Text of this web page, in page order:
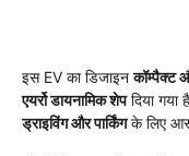
इस EV का डिजाइनकॉम्पैक्ट
एयर्रो डायनामिक शेपदिया
ड्राइविंग और पार्किंगके लिए